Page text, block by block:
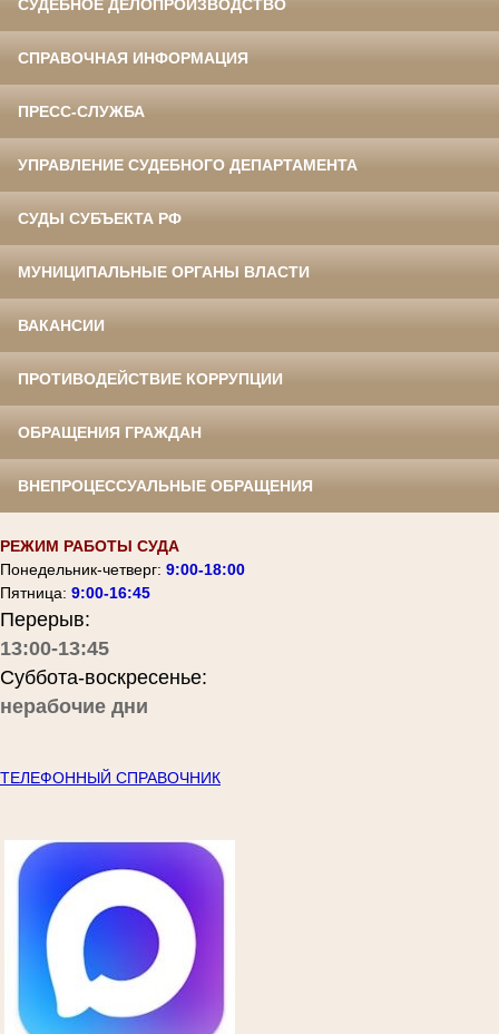
СУДЕБНОЕ ДЕЛОПРОИЗВОДСТВО
СПРАВОЧНАЯ ИНФОРМАЦИЯ
ПРЕСС-СЛУЖБА
УПРАВЛЕНИЕ СУДЕБНОГО ДЕПАРТАМЕНТА
СУДЫ СУБЪЕКТА РФ
МУНИЦИПАЛЬНЫЕ ОРГАНЫ ВЛАСТИ
ВАКАНСИИ
ПРОТИВОДЕЙСТВИЕ КОРРУПЦИИ
ОБРАЩЕНИЯ ГРАЖДАН
ВНЕПРОЦЕССУАЛЬНЫЕ ОБРАЩЕНИЯ
РЕЖИМ РАБОТЫ СУДА
Понедельник-четверг: 9:00-18:00
Пятница: 9:00-16:45
Перерыв:
13:00-13:45
Суббота-воскресенье:
нерабочие дни
ТЕЛЕФОННЫЙ СПРАВОЧНИК